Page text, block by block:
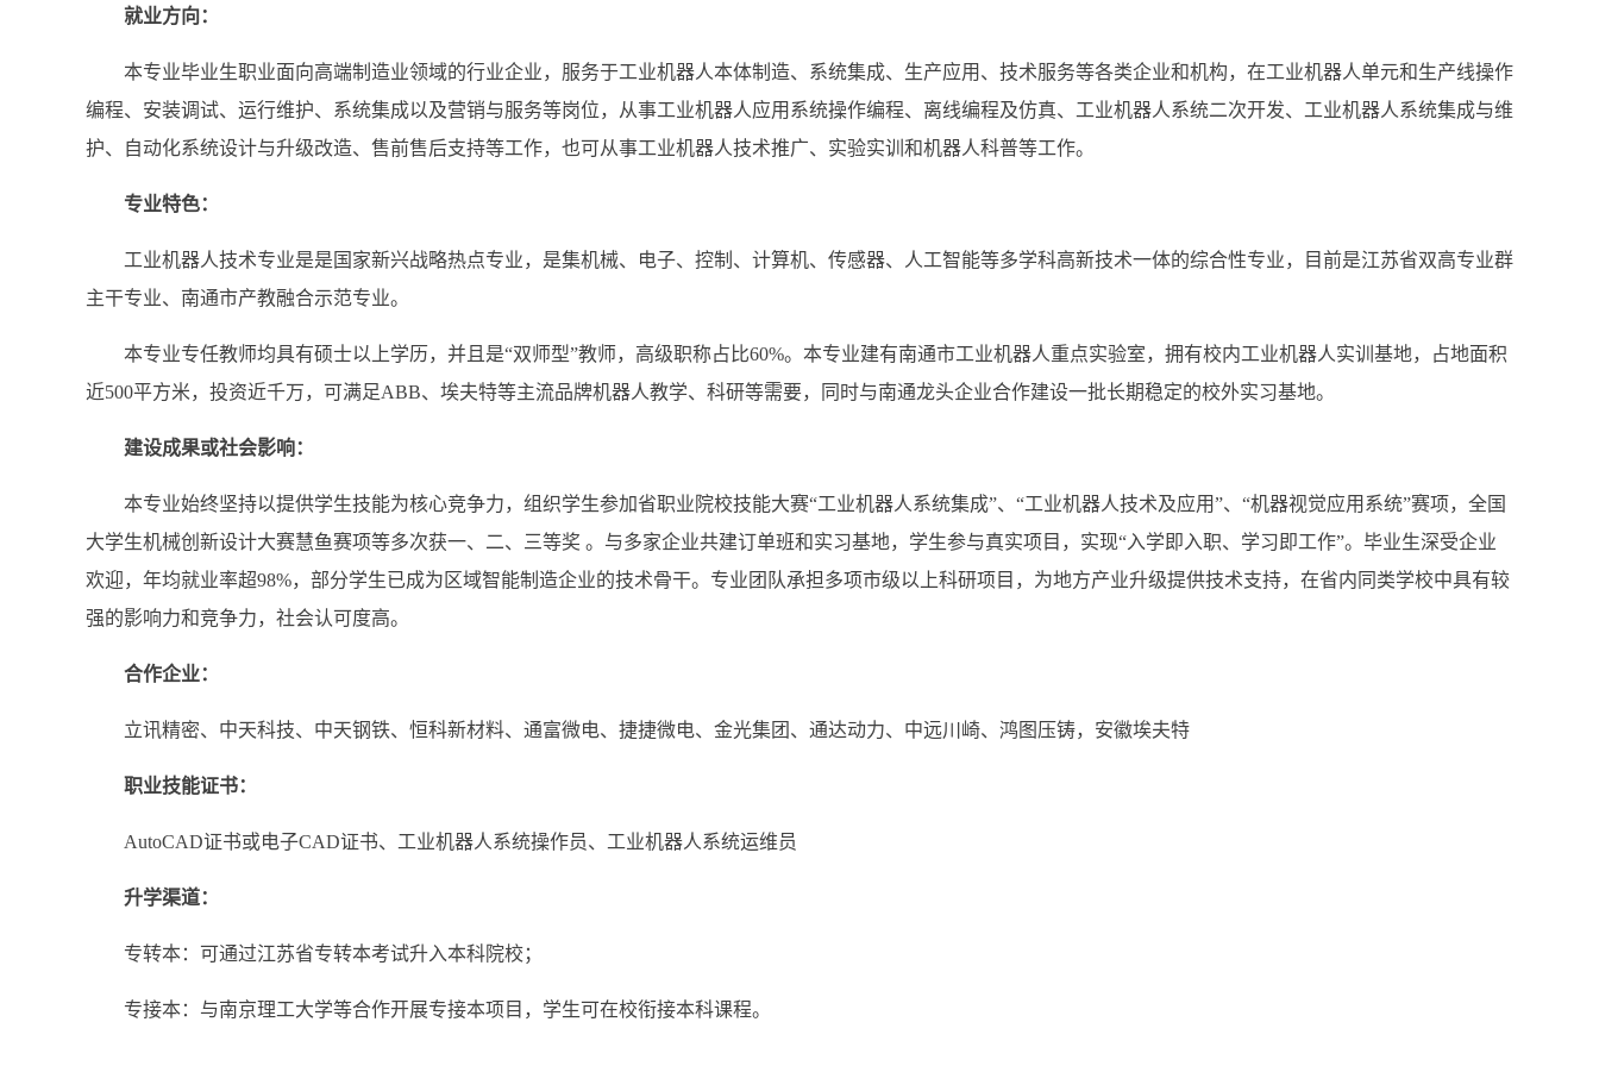
就业方向：
本专业毕业生职业面向高端制造业领域的行业企业，服务于工业机器人本体制造、系统集成、生产应用、技术服务等各类企业和机构，在工业机器人单元和生产线操作
编程、安装调试、运行维护、系统集成以及营销与服务等岗位，从事工业机器人应用系统操作编程、离线编程及仿真、工业机器人系统二次开发、工业机器人系统集成与维
护、自动化系统设计与升级改造、售前售后支持等工作，也可从事工业机器人技术推广、实验实训和机器人科普等工作。
专业特色：
工业机器人技术专业是是国家新兴战略热点专业，是集机械、电子、控制、计算机、传感器、人工智能等多学科高新技术一体的综合性专业，目前是江苏省双高专业群
主干专业、南通市产教融合示范专业。
本专业专任教师均具有硕士以上学历，并且是“双师型”教师，高级职称占比60%。本专业建有南通市工业机器人重点实验室，拥有校内工业机器人实训基地，占地面积
近500平方米，投资近千万，可满足ABB、埃夫特等主流品牌机器人教学、科研等需要，同时与南通龙头企业合作建设一批长期稳定的校外实习基地。
建设成果或社会影响：
本专业始终坚持以提供学生技能为核心竞争力，组织学生参加省职业院校技能大赛“工业机器人系统集成”、“工业机器人技术及应用”、“机器视觉应用系统”赛项，全国
大学生机械创新设计大赛慧鱼赛项等多次获一、二、三等奖 。与多家企业共建订单班和实习基地，学生参与真实项目，实现“入学即入职、学习即工作”。毕业生深受企业
欢迎，年均就业率超98%，部分学生已成为区域智能制造企业的技术骨干。专业团队承担多项市级以上科研项目，为地方产业升级提供技术支持，在省内同类学校中具有较
强的影响力和竞争力，社会认可度高。
合作企业：
立讯精密、中天科技、中天钢铁、恒科新材料、通富微电、捷捷微电、金光集团、通达动力、中远川崎、鸿图压铸，安徽埃夫特
职业技能证书：
AutoCAD证书或电子CAD证书、工业机器人系统操作员、工业机器人系统运维员
升学渠道：
专转本：可通过江苏省专转本考试升入本科院校；
专接本：与南京理工大学等合作开展专接本项目，学生可在校衔接本科课程。